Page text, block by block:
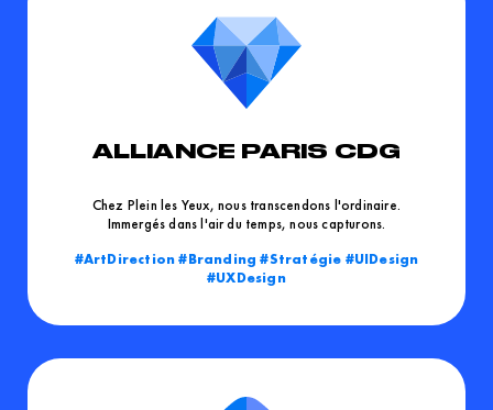
ALLIANCE PARIS CDG
Chez Plein les Yeux, nous transcendons l'ordinaire.
Immergés dans l'air du temps, nous capturons.
ArtDirection
Branding Stratégie
UIDesign
UXDesign